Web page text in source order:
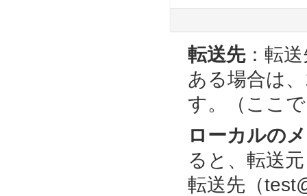
転送先：転
ある場合は
す。（ここ
ローカルの
ると、転送
転送先（